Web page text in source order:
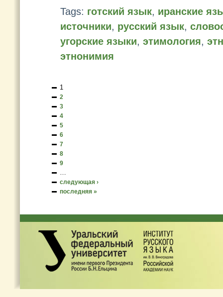
Tags: готский язык, иранские
источники, русский язык,
угорские языки, этимология,
этнонимия
1
2
3
4
5
6
7
8
9
…
следующая ›
последняя »